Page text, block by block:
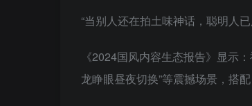
“当别人还在拍土味神话，聪明人
《2024国风内容生态报告》显示
龙睁眼昼夜切换”等震撼场景，搭